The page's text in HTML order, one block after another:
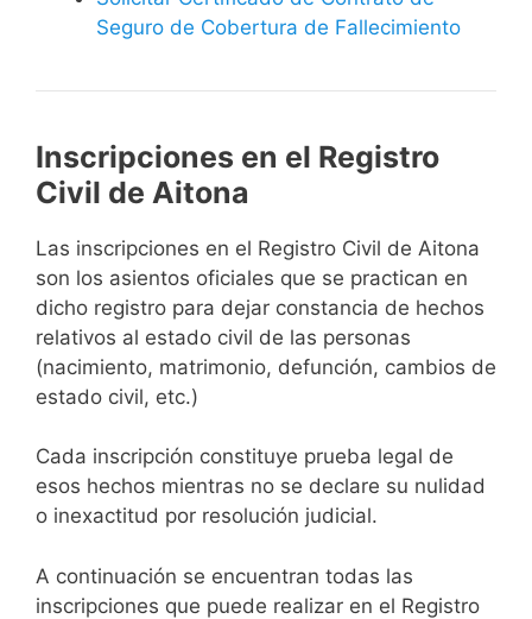
Seguro de Cobertura de Fallecimiento
Inscripciones en el Registro
Civil de Aitona
Las inscripciones en el Registro Civil de Aitona
son los asientos oficiales que se practican en
dicho registro para dejar constancia de hechos
relativos al estado civil de las personas
(nacimiento, matrimonio, defunción, cambios de
estado civil, etc.)
Cada inscripción constituye prueba legal de
esos hechos mientras no se declare su nulidad
o inexactitud por resolución judicial.
A continuación se encuentran todas las
inscripciones que puede realizar en el Registro